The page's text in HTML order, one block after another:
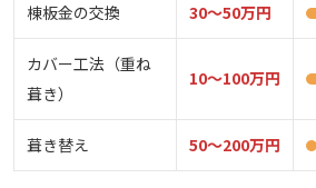
棟板金の交換 30〜50万円
カバー工法（重ね
葺き）
10〜100万円
葺き替え 50〜200万円